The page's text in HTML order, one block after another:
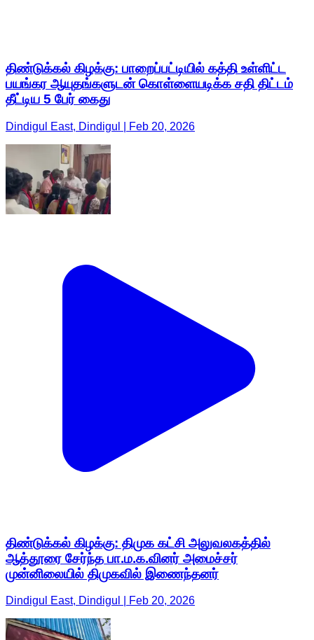
திண்டுக்கல் கிழக்கு: பாறைப்பட்டியில் கத்தி உள்ளிட்ட
பயங்கர ஆயுதங்களுடன் கொள்ளையடிக்க சதி திட்டம்
தீட்டிய 5 பேர் கைது
Dindigul East, Dindigul | Feb 20, 2026
திண்டுக்கல் கிழக்கு: திமுக கட்சி அலுவலகத்தில்
ஆத்தூரை சேர்ந்த பா.ம.க.வினர் அமைச்சர்
முன்னிலையில் திமுகவில் இணைந்தனர்
Dindigul East, Dindigul | Feb 20, 2026